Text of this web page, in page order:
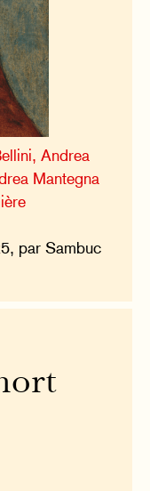
Andrea
Mantegna
par Sambuc